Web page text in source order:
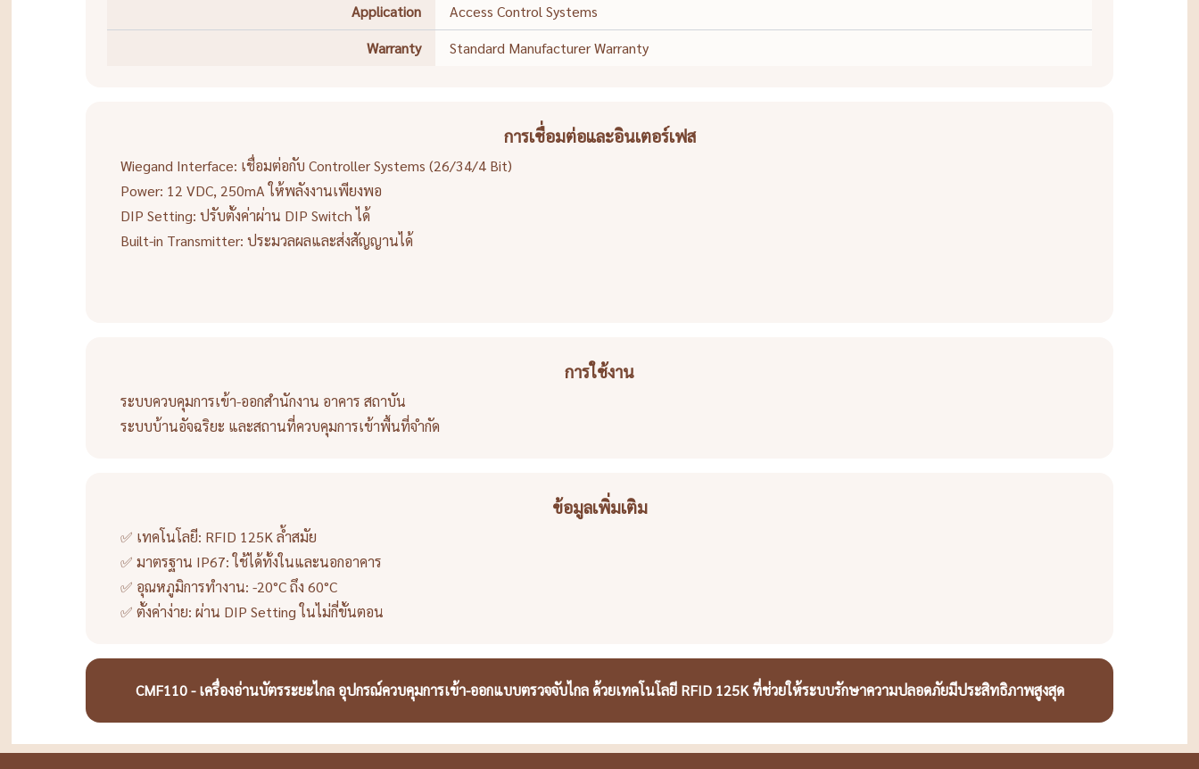
Application
Access Control Systems
Warranty
Standard Manufacturer Warranty
การเชื่อมต่อและอินเตอร์เฟส
Wiegand Interface: เชื่อมต่อกับ Controller Systems (26/34/4 Bit)
Power: 12 VDC, 250mA ให้พลังงานเพียงพอ
DIP Setting: ปรับตั้งค่าผ่าน DIP Switch ได้
Built-in Transmitter: ประมวลผลและส่งสัญญานได้
การใช้งาน
ระบบควบคุมการเข้า-ออกสำนักงาน อาคาร สถาบัน
ระบบบ้านอัจฉริยะ และสถานที่ควบคุมการเข้าพื้นที่จำกัด
ข้อมูลเพิ่มเติม
✅ เทคโนโลยี: RFID 125K ล้ำสมัย
✅ มาตรฐาน IP67: ใช้ได้ทั้งในและนอกอาคาร
✅ อุณหภูมิการทำงาน: -20°C ถึง 60°C
✅ ตั้งค่าง่าย: ผ่าน DIP Setting ในไม่กี่ขั้นตอน
CMF110 - เครื่องอ่านบัตรระยะไกล อุปกรณ์ควบคุมการเข้า-ออกแบบตรวจจับไกล ด้วยเทคโนโลยี RFID 125K ที่ช่วยให้ระบบรักษาความปลอดภัยมีประสิทธิภาพสูงสุด